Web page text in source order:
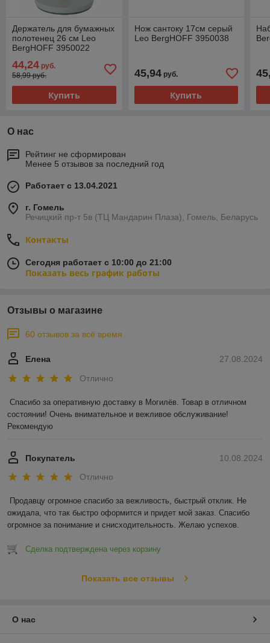
Держатель для бумажных
полотенец 26 см Leo
BergHOFF 3950022
44,24 руб.
58,99 руб.
Купить
Нож сантоку 17см серый
Leo BergHOFF 3950038
45,94руб.
Купить
О нас
Рейтинг не сформирован
Менее 5 отзывов за последний год
Работает с 13.04.2021
г. Гомель
Речицкий пр-т 5в (ТЦ Мандарин Плаза), Гомель, Беларусь
Контакты
Сегодня работает с 10:00 до 21:00
Показать весь график работы
Отзывы о магазине
60 отзывов за всё время
27.08.2024
Елена
Отлично
Спасибо за оперативную доставку в Могилёв. Товар в отличном
состоянии! Очень внимательное и вежливое обслуживание!
Рекомендую
10.08.2024
Покупатель
Отлично
Продавцу огромное спасибо за вежливость, быстрый отклик. Не
ожидала, что так быстро оформится и придет мой заказ. Спасибо
огромное за понимание и снисходительность. Желаю успехов.
Сделка подтверждена через корзину
Показать все отзывы
О нас